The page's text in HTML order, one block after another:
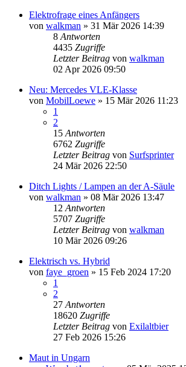
Elektrofrage eines Anfängers
von walkman » 31 Mär 2026 14:39
8 Antworten
4435 Zugriffe
Letzter Beitrag von walkman
02 Apr 2026 09:50
Neu: Mercedes VLE-Klasse
von MobilLoewe » 15 Mär 2026 11:23
1
2
15 Antworten
6762 Zugriffe
Letzter Beitrag von Surfsprinter
24 Mär 2026 22:50
Ditch Lights / Lampen an der A-Säule
von walkman » 08 Mär 2026 13:47
12 Antworten
5707 Zugriffe
Letzter Beitrag von walkman
10 Mär 2026 09:26
Elektrisch vs. Hybrid
von faye_groen » 15 Feb 2024 17:20
1
2
27 Antworten
18620 Zugriffe
Letzter Beitrag von Exilaltbier
27 Feb 2026 15:26
Maut in Ungarn